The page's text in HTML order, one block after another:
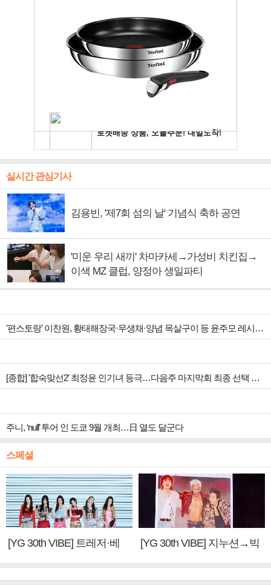
실시간 관심기사
김용빈, '제7회 섬의 날' 기념식 축하 공연
'미운 우리 새끼' 차마카세→가성비 치킨집→
이색 MZ 클럽, 양정아 생일파티
'편스토랑' 이찬원, 황태해장국·무생채·양념 목살구이 등 윤주모 레시피 섭렵
[종합] '합숙맞선2' 최정윤 인기녀 등극…다음주 마지막회 최종 선택 예고
주니, ‘null’ 투어 인 도쿄 9월 개최…日 열도 달군다
스페셜
[YG 30th VIBE] 트레저·베
[YG 30th VIBE] 지누션→빅